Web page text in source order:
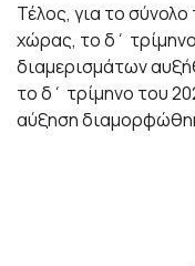
Τέλος, για το
χώρας, το δ΄
διαμερισμάτων
το δ΄ τρίμηνο του
αύξηση